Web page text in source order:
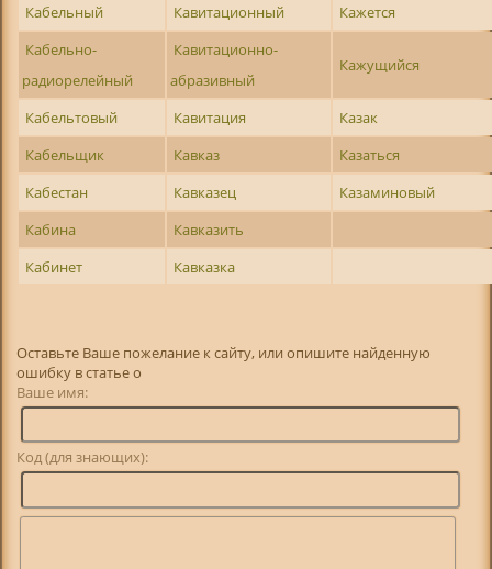
Кабельный Кавитационный
Кажется
Кабельно-
радиорелейный
Кавитационно-
абразивный
Кажущийся
Кабельтовый Кавитация
Казак
Кабельщик
Кавказ
Казаться
Кабестан
Кавказец
Казаминовый
Кабина
Кавказить
Кабинет
Кавказка
Оставьте Ваше пожелание к сайту, или опишите найденную
ошибку в статье о
Ваше имя:
Код (для знающих):